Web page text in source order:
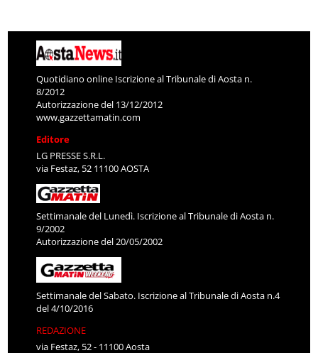
Quotidiano online Iscrizione al Tribunale di Aosta n.
8/2012
Autorizzazione del 13/12/2012
www.gazzettamatin.com
Editore
LG PRESSE S.R.L.
via Festaz, 52 11100 AOSTA
Settimanale del Lunedì. Iscrizione al Tribunale di Aosta n.
9/2002
Autorizzazione del 20/05/2002
Settimanale del Sabato. Iscrizione al Tribunale di Aosta n.4
del 4/10/2016
REDAZIONE
via Festaz, 52 - 11100 Aosta